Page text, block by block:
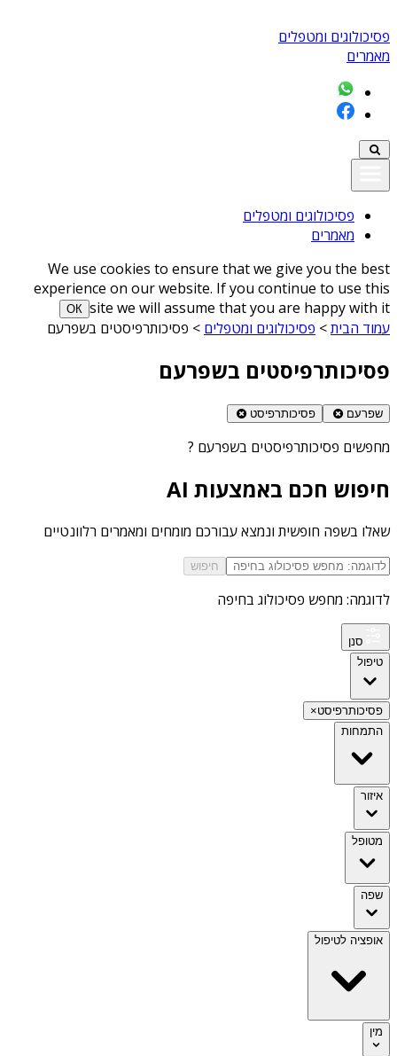
פסיכולוגים ומטפלים
מאמרים
פסיכולוגים ומטפלים
מאמרים
We use cookies to ensure that we give you the best
experience on our website. If you continue to use this
site we will assume that you are happy with it
ОК
עמוד הבית> פסיכולוגים ומטפלים > פסיכותרפיסטים בשפרעם
פסיכותרפיסטים בשפרעם
שפרעם פסיכותרפיסט
מחפשים פסיכותרפיסטים בשפרעם ?
חיפוש חכם באמצעות AI
שאלו בשפה חופשית ונמצא עבורכם מומחים ומאמרים רלוונטיים
חיפוש
לדוגמה: מחפש פסיכולוג בחיפה
סנן
טיפול
פסיכותרפיסט×
התמחות
איזור
מטופל
שפה
אופציה לטיפול
מין